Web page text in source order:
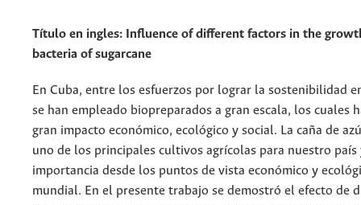
Título en ingles: Influence of different factors in the
bacteria of sugarcane
En Cuba, entre los esfuerzos por lograr la sostenibilidad
se han empleado biopreparados a gran escala, los cuales
gran impacto económico, ecológico y social. La caña de
uno de los principales cultivos agrícolas para nuestro país
importancia desde los puntos de vista económico y
mundial. En el presente trabajo se demostró el efecto de